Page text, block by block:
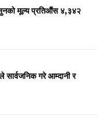
मूल्य प्रतिऔंस ४,३४२
सार्वजनिक गरे आम्दानी र